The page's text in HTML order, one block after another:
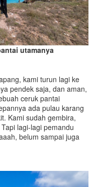
utamanya
kami turun lagi ke
pendek saja, dan aman,
ceruk pantai
ada pulau karang
Kami sudah gembira,
lagi-lagi pemandu
belum sampai juga